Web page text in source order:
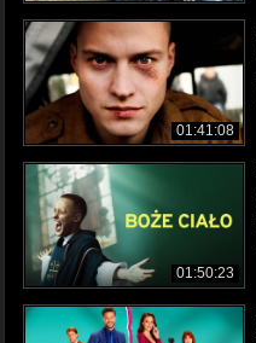
01:41:08
01:50:23